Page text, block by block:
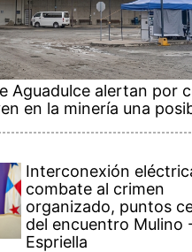
Aguadulce alertan por
en la minería una
Interconexión
combate al crimen
organizado, puntos
del encuentro Mulino
Espriella